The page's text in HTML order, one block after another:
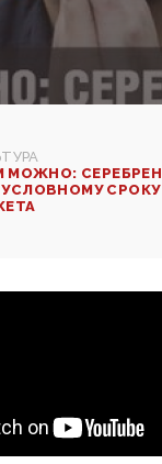
МОЖНО:
СРОКУ